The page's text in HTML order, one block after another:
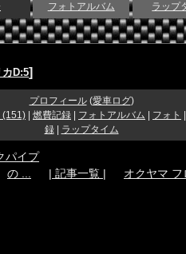
フォトアルバム ラップ
D:5]
プロフィール(愛車ログ)
(151) 燃費記録 フォトアルバム フォト
録| ラップタイム
パイプ
の ...
| 記事一覧 | オクヤマ